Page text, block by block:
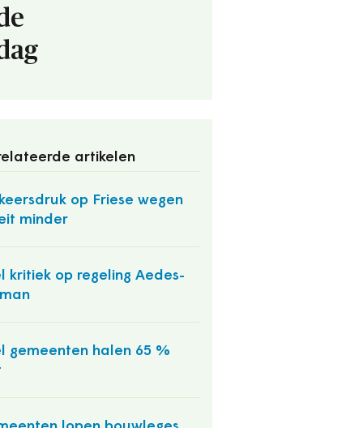
artikelen
op Friese wegen
minder
kritiek op regeling Aedes-
gemeenten halen 65 %